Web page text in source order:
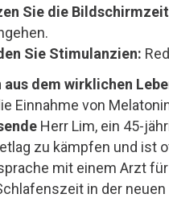
Sie die
Sie Stimulanzien:
dem wirklichen
Einnahme von
Herr Lim, ein 45-
zu kämpfen und ist
mit einem Arzt
in der